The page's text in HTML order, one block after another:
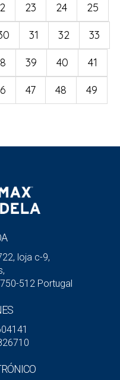
23 24
25
31 32
33
39 40
41
47 48
49
loja c-9,
512 Portugal